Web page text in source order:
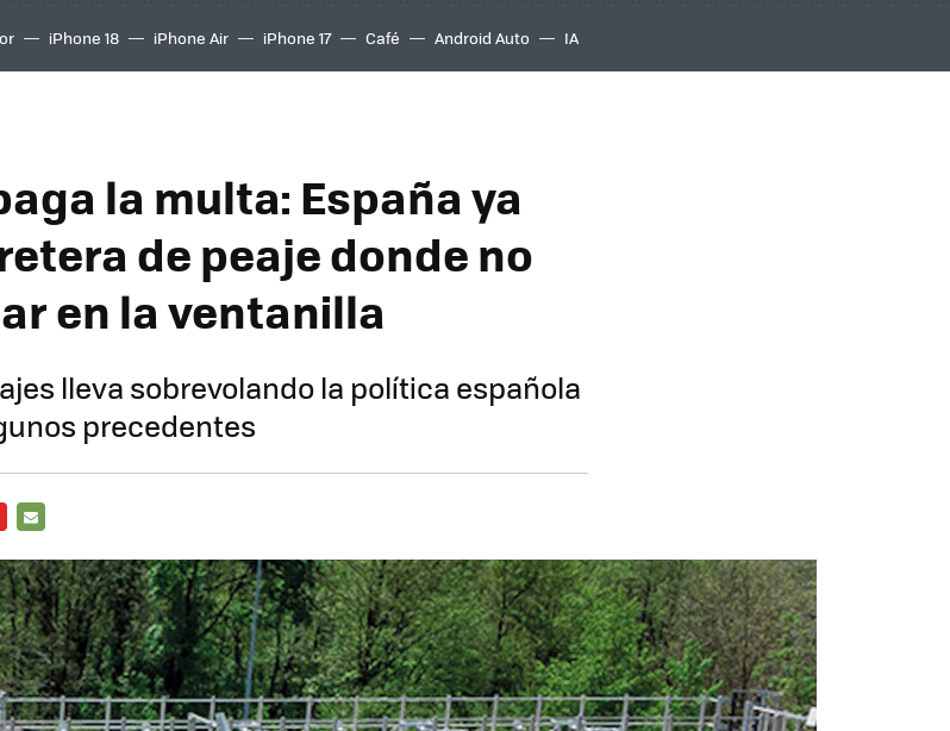
iPhone 18 iPhone Air iPhone 17 Café Android Auto IA
la multa: España ya
de peaje donde no
en la ventanilla
lleva sobrevolando la política española
precedentes
MAIL